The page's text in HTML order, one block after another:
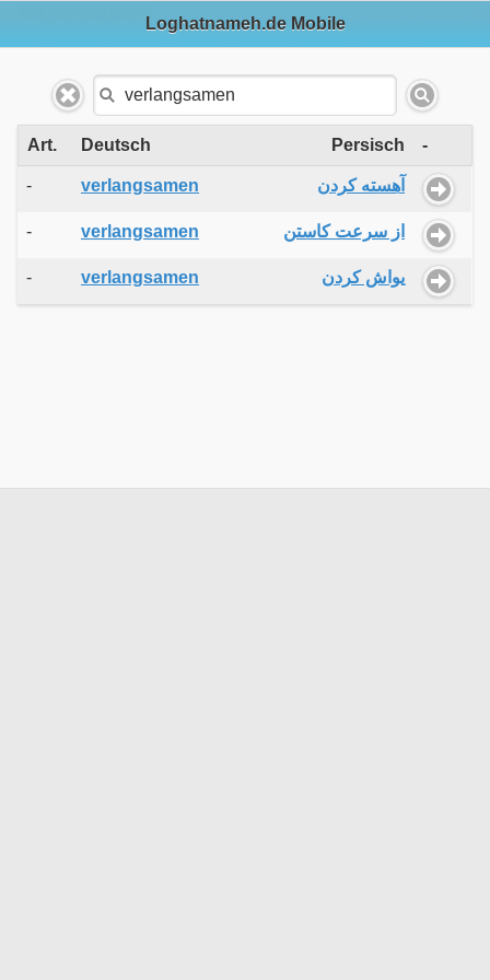
Loghatnameh.de Mobile
Art. Deutsch Persisch -
- verlangsamen آهسته کردن
- verlangsamen از سرعت کاستن
- verlangsamen یواش کردن